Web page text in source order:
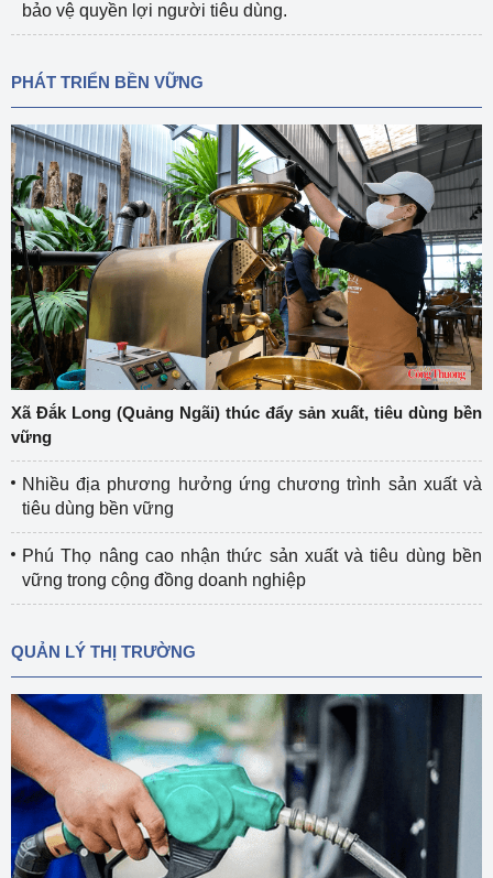
bảo vệ quyền lợi người tiêu dùng.
PHÁT TRIỂN BỀN VỮNG
Xã Đắk Long (Quảng Ngãi) thúc đẩy sản xuất, tiêu dùng bền
vững
Nhiều địa phương hưởng ứng chương trình sản xuất và
tiêu dùng bền vững
Phú Thọ nâng cao nhận thức sản xuất và tiêu dùng bền
vững trong cộng đồng doanh nghiệp
QUẢN LÝ THỊ TRƯỜNG